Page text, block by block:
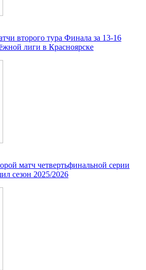
второго тура Финала за 13-16
лиги в Красноярске
матч четвертьфинальной серии
сезон 2025/2026